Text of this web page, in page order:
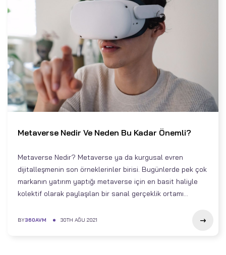
Metaverse Nedir Ve Neden Bu Kadar Önemli?
Metaverse Nedir? Metaverse ya da kurgusal evren
dijitalleşmenin son örneklerinler birisi. Bugünlerde pek çok
markanın yatırım yaptığı metaverse için en basit haliyle
kolektif olarak paylaşılan bir sanal gerçeklik ortamı...
BY360AVM 30TH AĞU 2021